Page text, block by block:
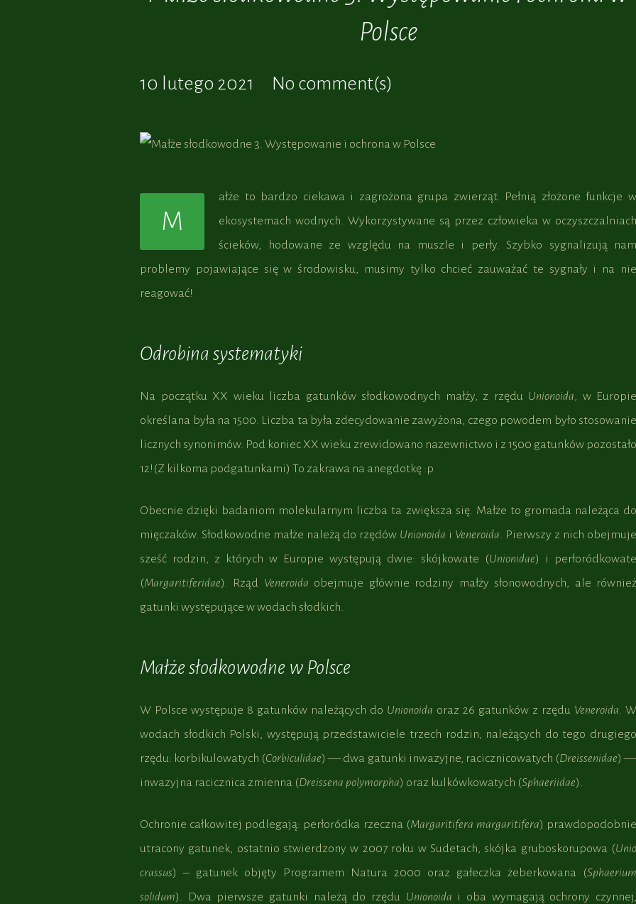
Polsce
10 lutego 2021 No comment(s)
M
ałże to bardzo ciekawa i zagrożona grupa zwierząt. Pełnią złożone funkcje w
ekosystemach wodnych. Wykorzystywane są przez człowieka w oczyszczalniach
ścieków, hodowane ze względu na muszle i perły. Szybko sygnalizują nam
problemy pojawiające się w środowisku, musimy tylko chcieć zauważać te sygnały i na nie
reagować!
Odrobina systematyki
Na początku XX wieku liczba gatunków słodkowodnych małży, z rzędu Unionoida, w Europie
określana była na 1500. Liczba ta była zdecydowanie zawyżona, czego powodem było stosowanie
licznych synonimów. Pod koniec XX wieku zrewidowano nazewnictwo i z 1500 gatunków pozostało
12!(Z kilkoma podgatunkami) To zakrawa na anegdotkę :p
Obecnie dzięki badaniom molekularnym liczba ta zwiększa się. Małże to gromada należąca do
mięczaków. Słodkowodne małże należą do rzędów Unionoida i Veneroida. Pierwszy z nich obejmuje
sześć rodzin, z których w Europie występują dwie: skójkowate (Unionidae) i perłoródkowate
(Margaritiferidae). Rząd Veneroida obejmuje głównie rodziny małży słonowodnych, ale również
gatunki występujące w wodach słodkich.
Małże słodkowodne w Polsce
W Polsce występuje 8 gatunków należących do Unionoida oraz 26 gatunków z rzędu Veneroida. W
wodach słodkich Polski, występują przedstawiciele trzech rodzin, należących do tego drugiego
rzędu: korbikulowatych (Corbiculidae) –– dwa gatunki inwazyjne, racicznicowatych (Dreissenidae) ––
inwazyjna racicznica zmienna (Dreissena polymorpha) oraz kulkówkowatych (Sphaeriidae).
Ochronie całkowitej podlegają: perłoródka rzeczna (Margaritifera margaritifera) prawdopodobnie
utracony gatunek, ostatnio stwierdzony w 2007 roku w Sudetach, skójka gruboskorupowa (Unio
crassus) – gatunek objęty Programem Natura 2000 oraz gałeczka żeberkowana (Sphaerium
solidum). Dwa pierwsze gatunki należą do rzędu Unionoida i oba wymagają ochrony czynnej,